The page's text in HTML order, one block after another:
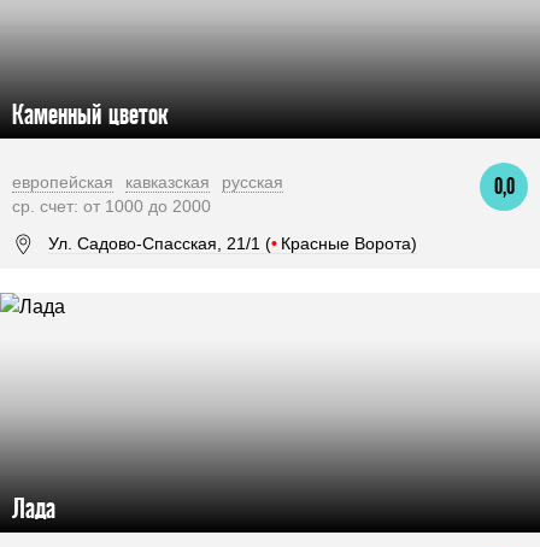
Каменный цветок
0,0
европейская кавказская
русская
ср. счет: от 1000 до 2000
Ул. Садово-Спасская, 21/1 (• Красные Ворота)
Лада